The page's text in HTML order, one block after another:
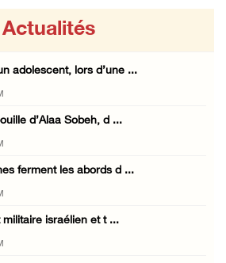
Actualités
adolescent, lors d’une ...
d’Alaa Sobeh, d ...
ferment les abords d ...
israélien et t ...